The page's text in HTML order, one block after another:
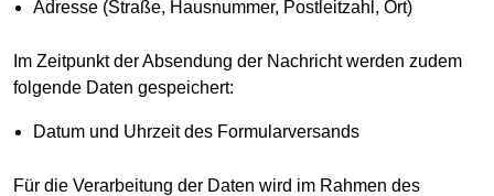
Adresse (Straße, Hausnummer, Postleitzahl, Ort)
Im Zeitpunkt der Absendung der Nachricht werden zudem
folgende Daten gespeichert:
Datum und Uhrzeit des Formularversands
Für die Verarbeitung der Daten wird im Rahmen des